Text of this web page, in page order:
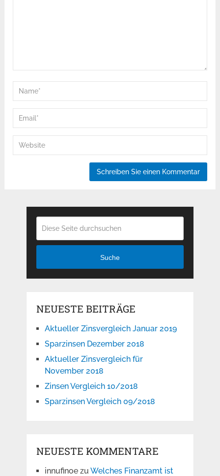
Suche
NEUESTE BEITRÄGE
Aktueller Zinsvergleich Januar 2019
Sparzinsen Dezember 2018
Aktueller Zinsvergleich für
November 2018
Zinsen Vergleich 10/2018
Sparzinsen Vergleich 09/2018
NEUESTE KOMMENTARE
innufinoezu Welches Finanzamt ist